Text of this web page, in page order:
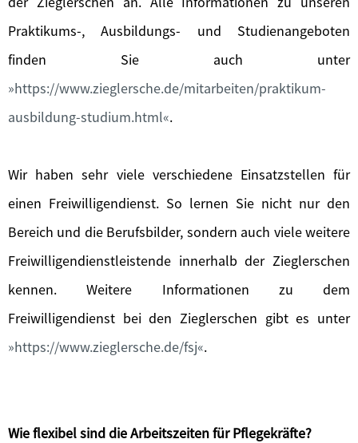
Praktikums-, Ausbildungs- und Studienangeboten
finden Sie auch unter
https://www.zieglersche.de/mitarbeiten/praktikum-
ausbildung-studium.html .
Wir haben sehr viele verschiedene Einsatzstellen für
einen Freiwilligendienst. So lernen Sie nicht nur den
Bereich und die Berufsbilder, sondern auch viele weitere
Freiwilligendienstleistende innerhalb der Zieglerschen
kennen. Weitere Informationen zu dem
Freiwilligendienst bei den Zieglerschen gibt es unter
https://www.zieglersche.de/fsj .
Wie flexibel sind die Arbeitszeiten für Pflegekräfte?